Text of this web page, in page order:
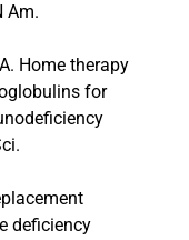
Am.
Home therapy
for
deficiency